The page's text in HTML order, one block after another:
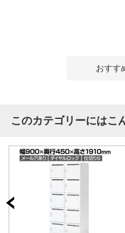
おすす
このカテゴリーにはこ